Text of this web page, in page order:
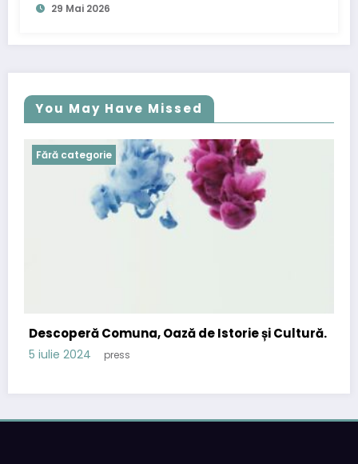
29 Mai 2026
You May Have Missed
Fără categorie
Descoperă Comuna, Oază de Istorie și Cultură.
5 iulie 2024 press